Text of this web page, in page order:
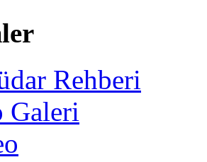
Rehberi
Galeri